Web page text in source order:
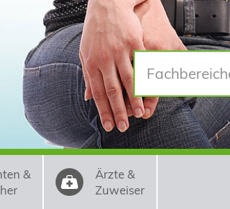
&
Ärzte &
Zuweiser